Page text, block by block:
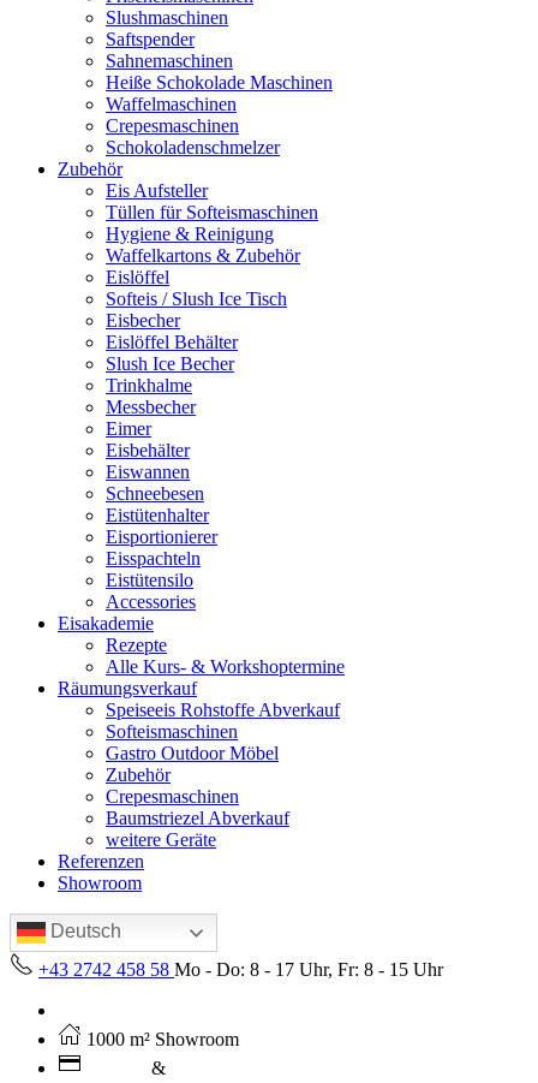
Slushmaschinen
Saftspender
Sahnemaschinen
Heiße Schokolade Maschinen
Waffelmaschinen
Crepesmaschinen
Schokoladenschmelzer
Zubehör
Eis Aufsteller
Tüllen für Softeismaschinen
Hygiene & Reinigung
Waffelkartons & Zubehör
Eislöffel
Softeis / Slush Ice Tisch
Eisbecher
Eislöffel Behälter
Slush Ice Becher
Trinkhalme
Messbecher
Eimer
Eisbehälter
Eiswannen
Schneebesen
Eistütenhalter
Eisportionierer
Eisspachteln
Eistütensilo
Accessories
Eisakademie
Rezepte
Alle Kurs- & Workshoptermine
Räumungsverkauf
Speiseeis Rohstoffe Abverkauf
Softeismaschinen
Gastro Outdoor Möbel
Zubehör
Crepesmaschinen
Baumstriezel Abverkauf
weitere Geräte
Referenzen
Showroom
Deutsch
+43 2742 458 58 Mo - Do: 8 - 17 Uhr, Fr: 8 - 15 Uhr
1000 m² Showroom
&